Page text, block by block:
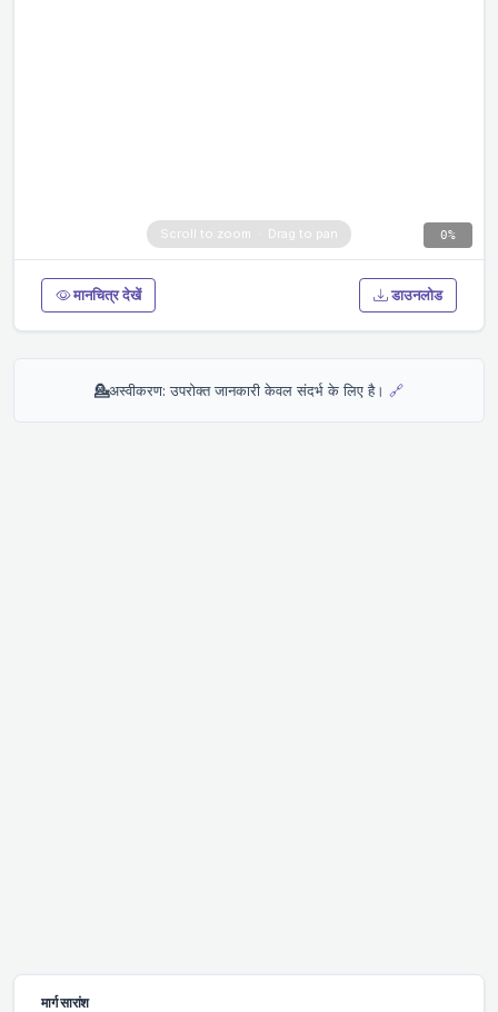
0%
मानचित्र देखें डाउनलोड
💁अस्वीकरण: उपरोक्त जानकारी केवल संदर्भ के लिए है। 🔗
मार्ग सारांश